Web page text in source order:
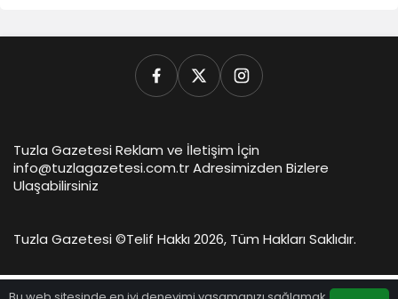
Tuzla Gazetesi Reklam ve İletişim İçin
info@tuzlagazetesi.com.tr Adresimizden Bizlere
Ulaşabilirsiniz
Tuzla Gazetesi ©Telif Hakkı 2026, Tüm Hakları Saklıdır.